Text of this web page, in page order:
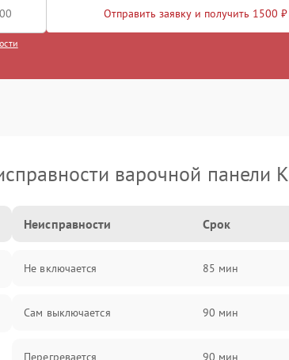
Отправить заявку и получить 1500 ₽
варочной панели
Неисправности Срок
Не включается 85 мин
Сам выключается 90 мин
Перегревается 90 мин